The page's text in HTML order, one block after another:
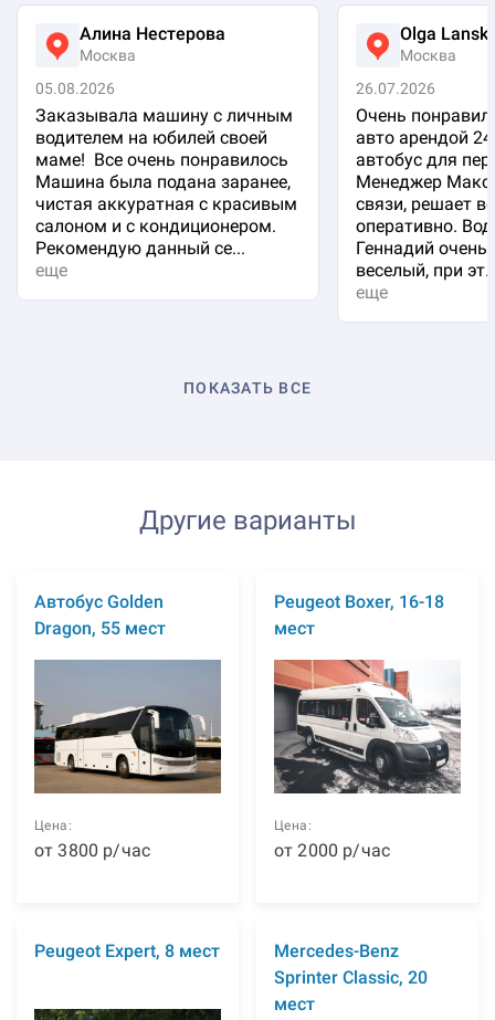
Алина Нестерова
Москва
05.08.2026
Заказывала машину с личным
водителем на юбилей своей
маме! Все очень понравилось
Машина была подана заранее,
чистая аккуратная с красивым
салоном и с кондиционером.
Рекомендую данный се...
еще
Olga
Москва
26.07.2026
Очень
авто арендой
автобус для
Менеджер
связи, решает
оперативно.
Геннадий очень
веселый, при
еще
ПОКАЗАТЬ ВСЕ
Другие варианты
Автобус Golden
Dragon, 55 мест
Цена:
от3800 р/час
Peugeot Boxer, 16-18
мест
Цена:
от2000 р/час
Peugeot Expert, 8 мест
Mercedes-Benz
Sprinter Classic, 20
мест